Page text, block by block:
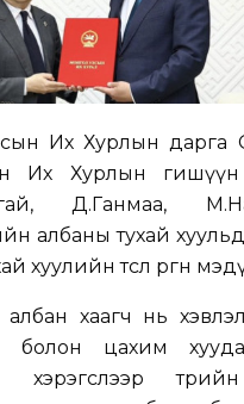
Их Хурлын дарга
Их Хурлын
Д.Ганмаа,
албаны тухай хуульд
хуулийн төсөл өргөн
албан хаагч нь
болон цахим
хэрэгслээр